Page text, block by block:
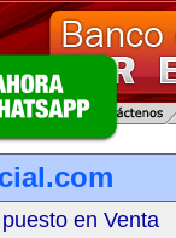
en Venta